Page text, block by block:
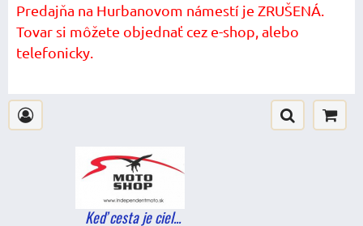
Predajňa na Hurbanovom námestí je ZRUŠENÁ.
Tovar si môžete objednať cez e-shop, alebo
telefonicky.
Keď cesta je ciel...